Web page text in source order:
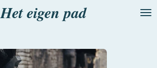
Het eigen pad